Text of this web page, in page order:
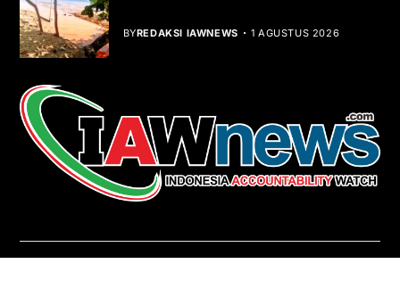
BYREDAKSI IAWNEWS 1 AGUSTUS 2026